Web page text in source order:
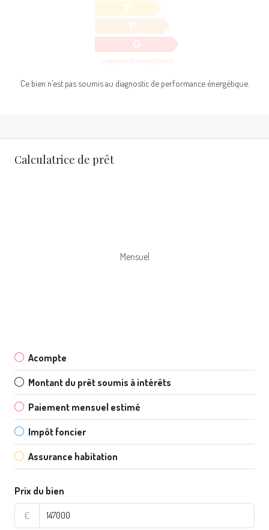
E
G
Logement énergivore
Ce bien n’est pas soumis au diagnostic de performance énergétique.
Calculatrice de prêt
Mensuel
Acompte
Montant du prêt soumis à intérêts
Paiement mensuel estimé
Impôt foncier
Assurance habitation
Prix du bien
€